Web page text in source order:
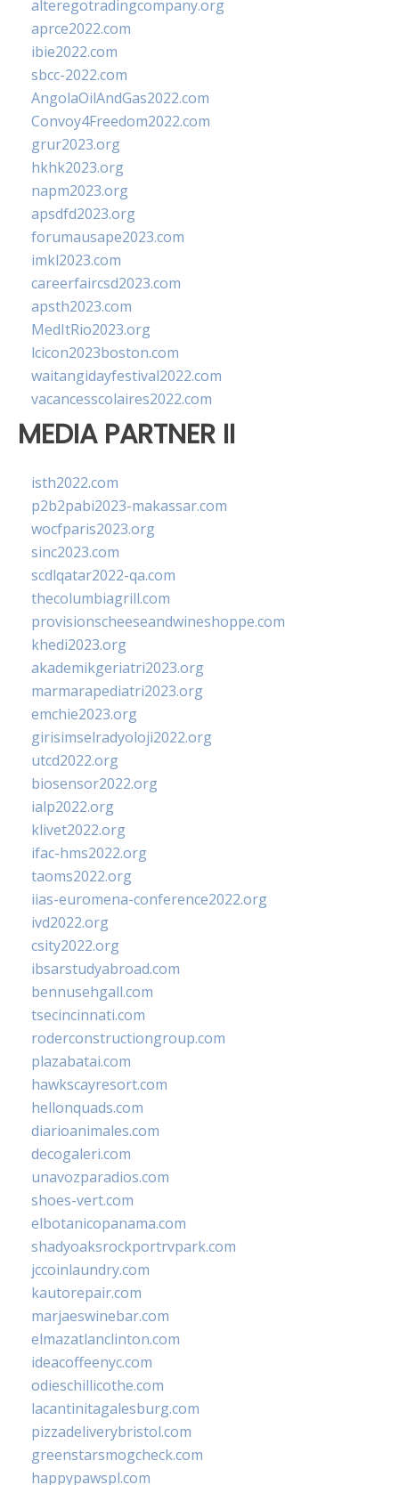
alteregotradingcompany.org
aprce2022.com
ibie2022.com
sbcc-2022.com
AngolaOilAndGas2022.com
Convoy4Freedom2022.com
grur2023.org
hkhk2023.org
napm2023.org
apsdfd2023.org
forumausape2023.com
imkl2023.com
careerfaircsd2023.com
apsth2023.com
MedItRio2023.org
lcicon2023boston.com
waitangidayfestival2022.com
vacancesscolaires2022.com
MEDIA PARTNER II
isth2022.com
p2b2pabi2023-makassar.com
wocfparis2023.org
sinc2023.com
scdlqatar2022-qa.com
thecolumbiagrill.com
provisionscheeseandwineshoppe.com
khedi2023.org
akademikgeriatri2023.org
marmarapediatri2023.org
emchie2023.org
girisimselradyoloji2022.org
utcd2022.org
biosensor2022.org
ialp2022.org
klivet2022.org
ifac-hms2022.org
taoms2022.org
iias-euromena-conference2022.org
ivd2022.org
csity2022.org
ibsarstudyabroad.com
bennusehgall.com
tsecincinnati.com
roderconstructiongroup.com
plazabatai.com
hawkscayresort.com
hellonquads.com
diarioanimales.com
decogaleri.com
unavozparadios.com
shoes-vert.com
elbotanicopanama.com
shadyoaksrockportrvpark.com
jccoinlaundry.com
kautorepair.com
marjaeswinebar.com
elmazatlanclinton.com
ideacoffeenyc.com
odieschillicothe.com
lacantinitagalesburg.com
pizzadeliverybristol.com
greenstarsmogcheck.com
happypawspl.com